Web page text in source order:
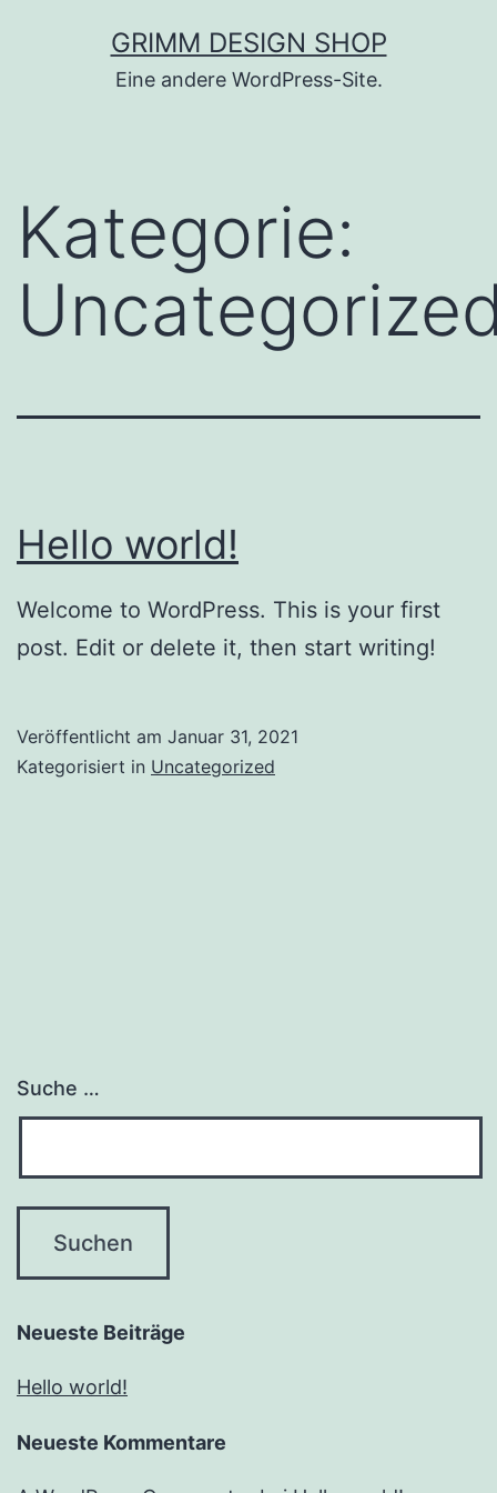
GRIMM DESIGN SHOP
Eine andere WordPress-Site.
Kategorie:
Hello world!
Welcome to WordPress. This is your first
post. Edit or delete it, then start writing!
Veröffentlicht am Januar 31, 2021
Kategorisiert in Uncategorized
Suche …
Neueste Beiträge
Hello world!
Neueste Kommentare